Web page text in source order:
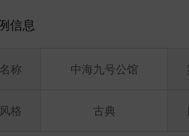
信息
称
格
中海九号公馆
古典